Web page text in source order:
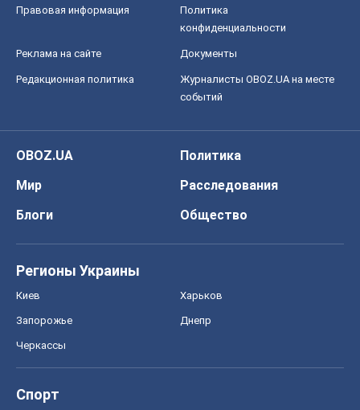
Правовая информация
Политика
конфиденциальности
Реклама на сайте Документы
Редакционная политика
Журналисты OBOZ.UA на месте
событий
OBOZ.UA
Политика
Мир
Расследования
Блоги
Общество
Регионы Украины
Киев Харьков
Запорожье Днепр
Черкассы
Спорт